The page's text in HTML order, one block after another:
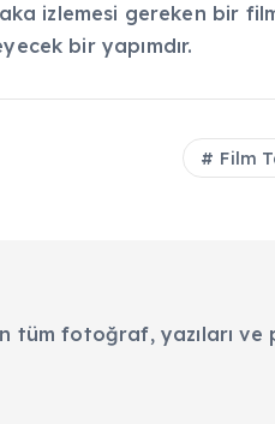
izlemesi gereken bir
bir yapımdır.
Film
tüm fotoğraf, yazıları ve